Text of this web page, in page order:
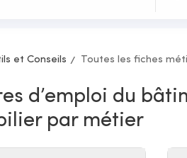
et Conseils Toutes les fiches
d’emploi du
par métier